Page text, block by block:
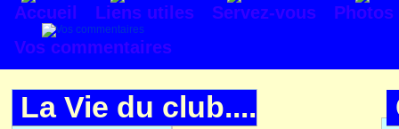
Accueil Liens utiles Servez-vous
Photos
Vos commentaires
La Vie du club....